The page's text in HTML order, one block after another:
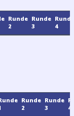
Runde
2
Runde
3
4
Runde
2
Runde
3
4